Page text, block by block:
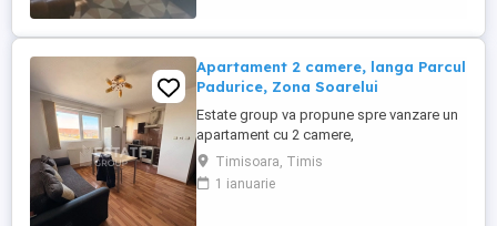
Apartament 2 camere, langa Parcul
Padurice, Zona Soarelui
Estate group va propune spre vanzare un
apartament cu 2 camere,
semidecomandat, situat in zona Soarelui,
cu acces facil catre principalele puncte de
interes ale orasului. Proprietatea se afla la
Timisoara, Timis
1 ianuarie